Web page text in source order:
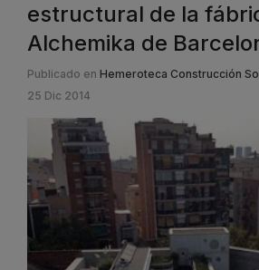
estructural de la
Alchemika de
Publicado en Hemeroteca Construcción
25 Dic 2014